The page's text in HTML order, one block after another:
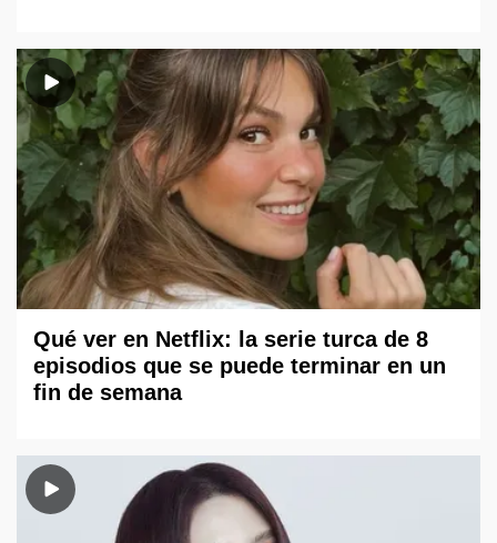
Qué ver en Netflix: la serie turca de 8
episodios que se puede terminar en un
fin de semana